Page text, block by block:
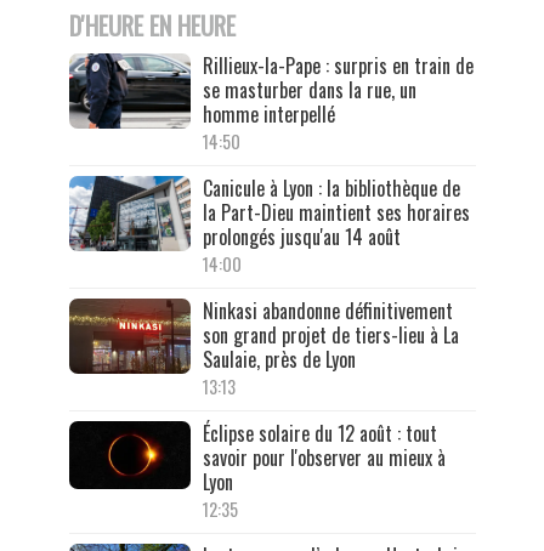
D'HEURE EN HEURE
Rillieux-la-Pape : surpris en train de
se masturber dans la rue, un
homme interpellé
14:50
Canicule à Lyon : la bibliothèque de
la Part-Dieu maintient ses horaires
prolongés jusqu'au 14 août
14:00
Ninkasi abandonne définitivement
son grand projet de tiers-lieu à La
Saulaie, près de Lyon
13:13
Éclipse solaire du 12 août : tout
savoir pour l'observer au mieux à
Lyon
12:35